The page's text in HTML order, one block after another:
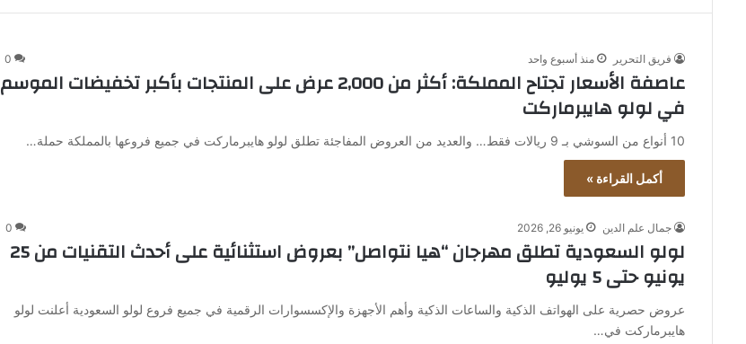
فريق التحرير منذ أسبوع واحد 0
عاصفة الأسعار تجتاح المملكة: أكثر من 2,000 عرض على المنتجات بأكبر تخفيضات الموسم
في لولو هايبرماركت
10 أنواع من السوشي بـ 9 ريالات فقط… والعديد من العروض المفاجئة تطلق لولو هايبرماركت في جميع فروعها بالمملكة حملة…
أكمل القراءة »
جمال علم الدين يونيو 26, 2026 0
لولو السعودية تطلق مهرجان “هيا نتواصل” بعروض استثنائية على أحدث التقنيات من 25
يونيو حتى 5 يوليو
عروض حصرية على الهواتف الذكية والساعات الذكية وأهم الأجهزة والإكسسوارات الرقمية في جميع فروع لولو السعودية أعلنت لولو
هايبرماركت في…